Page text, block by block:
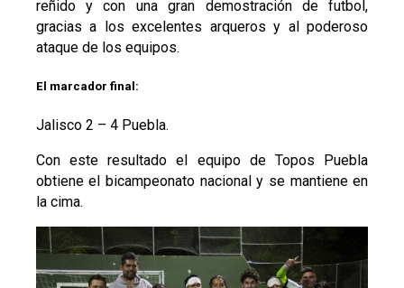
reñido y con una gran demostración de futbol,
gracias a los excelentes arqueros y al poderoso
ataque de los equipos.
El marcador final:
Jalisco 2 – 4 Puebla.
Con este resultado el equipo de Topos Puebla
obtiene el bicampeonato nacional y se mantiene en
la cima.